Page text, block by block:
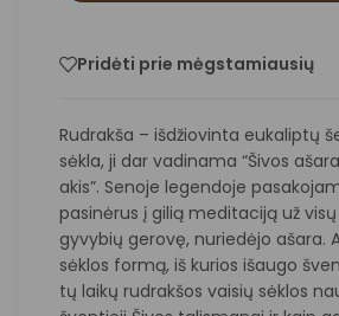
Pridėti prie mėgstamiausių
Rudrakša – išdžiovinta eukaliptų
sėkla, ji dar vadinama “Šivos
akis”. Senoje legendoje
pasinėrus į gilią meditaciją už
gyvybių gerovę, nuriedėjo ašara.
sėklos formą, iš kurios išaugo
tų laikų rudrakšos vaisių sėklos